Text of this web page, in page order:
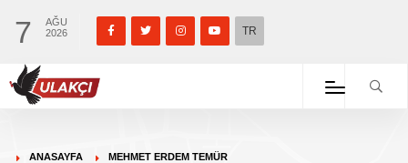
7
AĞU
2026
TR
ANASAYFA
MEHMET ERDEM TEMÜR